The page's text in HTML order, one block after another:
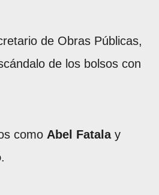
de Obras Públicas,
de los bolsos con
como Abel Fatalay
.